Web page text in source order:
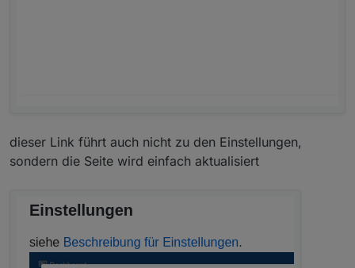
dieser Link führt auch nicht zu den Einstellungen,
sondern die Seite wird einfach aktualisiert